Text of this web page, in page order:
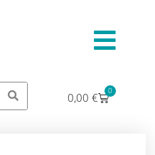
0,00 € 0